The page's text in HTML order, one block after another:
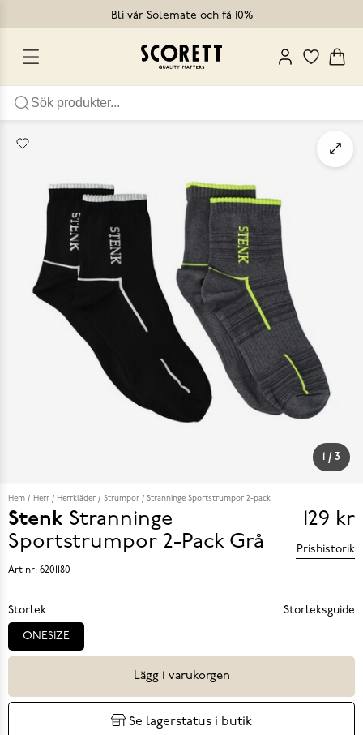
Bli vår Solemate och få 10%
/ 3
Hem Herr Herrkläder Strumpor Stranninge Sportstrumpor 2-pack
Stenk Stranninge
Sportstrumpor 2-Pack Grå
Pris
129 kr
129 kr
Prishistorik
Art nr: 6201180
Storlek Storleksguide
ONESIZE
Lägg i varukorgen
Se lagerstatus i butik